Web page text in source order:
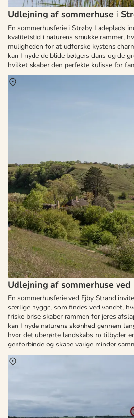
Udlejning af sommerhuse i
En sommerhusferie i Strøby Ladeplads
kvalitetstid i naturens smukke rammer,
muligheden for at udforske kystens
kan I nyde de blide bølgers dans og de
hvilket skaber den perfekte kulisse for
Udlejning af sommerhuse ved
En sommerhusferie ved Ejby Strand
særlige hygge, som findes ved vandet,
friske brise skaber rammen for jeres
kan I nyde naturens skønhed gennem
hvor det uberørte landskabs ro tilbyder
genforbinde og skabe varige minder